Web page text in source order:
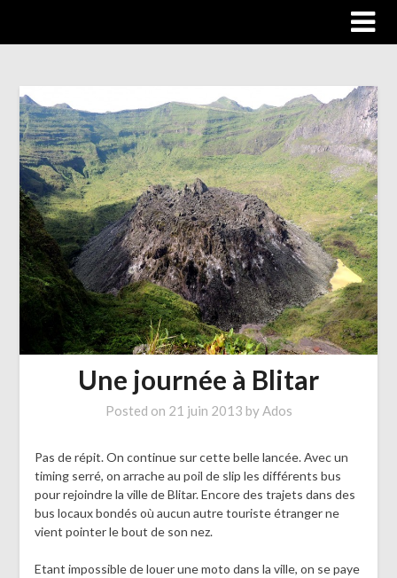
Une journée à Blitar
Posted on 21 juin 2013 byAdos
Pas de répit. On continue sur cette belle lancée. Avec un
timing serré, on arrache au poil de slip les différents bus
pour rejoindre la ville de Blitar. Encore des trajets dans des
bus locaux bondés où aucun autre touriste étranger ne
vient pointer le bout de son nez.
Etant impossible de louer une moto dans la ville, on se paye